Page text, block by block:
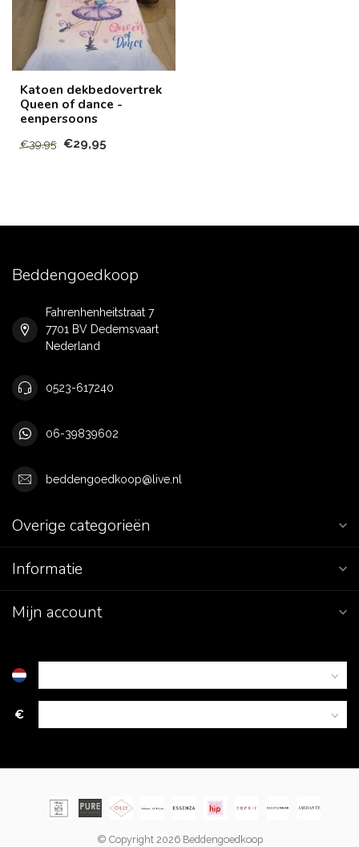
Katoen dekbedovertrek
Queen of dance -
eenpersoons
€39,95 €29,95
Beddengoedkoop
Fahrenhenheitstraat 7
7701 BV Dedemsvaart
Nederland
0523-617240
06-39839602
beddengoedkoop@live.nl
Overige categorieën
Informatie
Mijn account
€
© Copyright 2026 Beddengoedkoop